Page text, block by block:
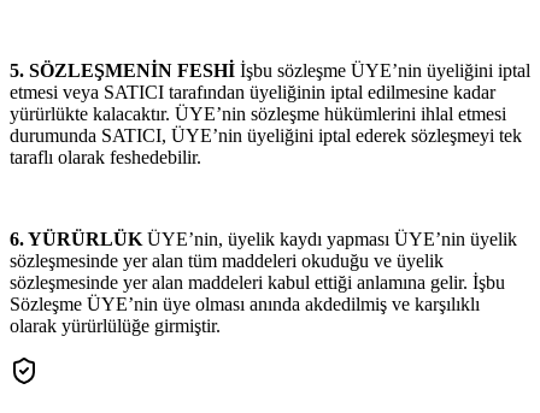
5. SÖZLEŞMENİN FESHİ İşbu sözleşme ÜYE’nin üyeliğini iptal
etmesi veya SATICI tarafından üyeliğinin iptal edilmesine kadar
yürürlükte kalacaktır. ÜYE’nin sözleşme hükümlerini ihlal etmesi
durumunda SATICI, ÜYE’nin üyeliğini iptal ederek sözleşmeyi tek
taraflı olarak feshedebilir.
6. YÜRÜRLÜK ÜYE’nin, üyelik kaydı yapması ÜYE’nin üyelik
sözleşmesinde yer alan tüm maddeleri okuduğu ve üyelik
sözleşmesinde yer alan maddeleri kabul ettiği anlamına gelir. İşbu
Sözleşme ÜYE’nin üye olması anında akdedilmiş ve karşılıklı
olarak yürürlülüğe girmiştir.